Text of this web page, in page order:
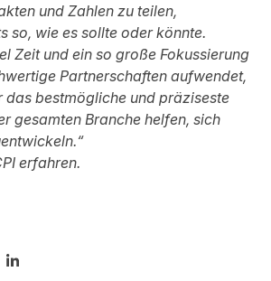
und Zahlen zu teilen,
so, wie es sollte oder könnte.
Zeit und ein so große Fokussierung
Partnerschaften aufwendet,
das bestmögliche und präziseste
gesamten Branche helfen, sich
erfahren.
teilen
Facebook teilen
Auf LinkedIn teilen